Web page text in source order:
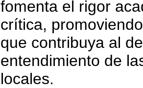
fomenta el rigor
crítica,
que contribuya al
entendimiento de
locales.